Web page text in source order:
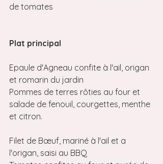
de tomates
Plat principal
Epaule d'Agneau confite à l'ail, origan
et romarin du jardin
Pommes de terres rôties au four et
salade de fenouil, courgettes, menthe
et citron.
Filet de Bœuf, mariné à l'ail et a
l'origan, saisi au BBQ